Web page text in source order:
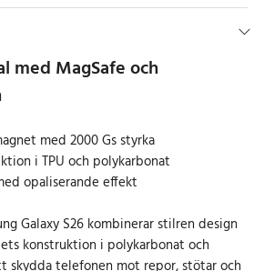
med MagSafe och
med 2000 Gs styrka
i TPU och polykarbonat
opaliserande effekt
Galaxy S26 kombinerar stilren design
konstruktion i polykarbonat och